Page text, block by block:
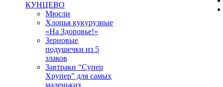
КУНЦЕВО
Мюсли
Хлопья кукурузные
«На Здоровье!»
Зерновые
подушечки из 5
злаков
Завтраки “Супер
Хрупер” для самых
маленьких